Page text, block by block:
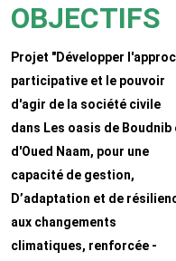
OBJECTIFS
Projet "Développer
participative et le pouvoir
d'agir de la société civile
dans Les oasis de Boudnib
d'Oued Naam, pour une
capacité de gestion,
D’adaptation et de
aux changements
climatiques, renforcée -